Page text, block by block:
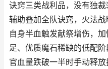
诀窍三类战利品，没有独
辅助叠加全队诀窍，火法
自身半血触发献祭增伤，
足、优质魔石稀缺的低配
官血量跌破一半时手动释